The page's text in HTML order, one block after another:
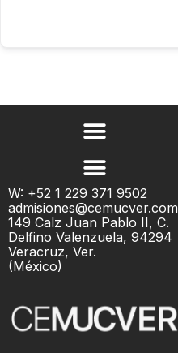
W: +52 1 229 371 9502
admisiones@cemucver.com
149 Calz Juan Pablo II, C.
Delfino Valenzuela, 94294
Veracruz, Ver.
(México)